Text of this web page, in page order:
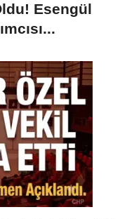
Esengül